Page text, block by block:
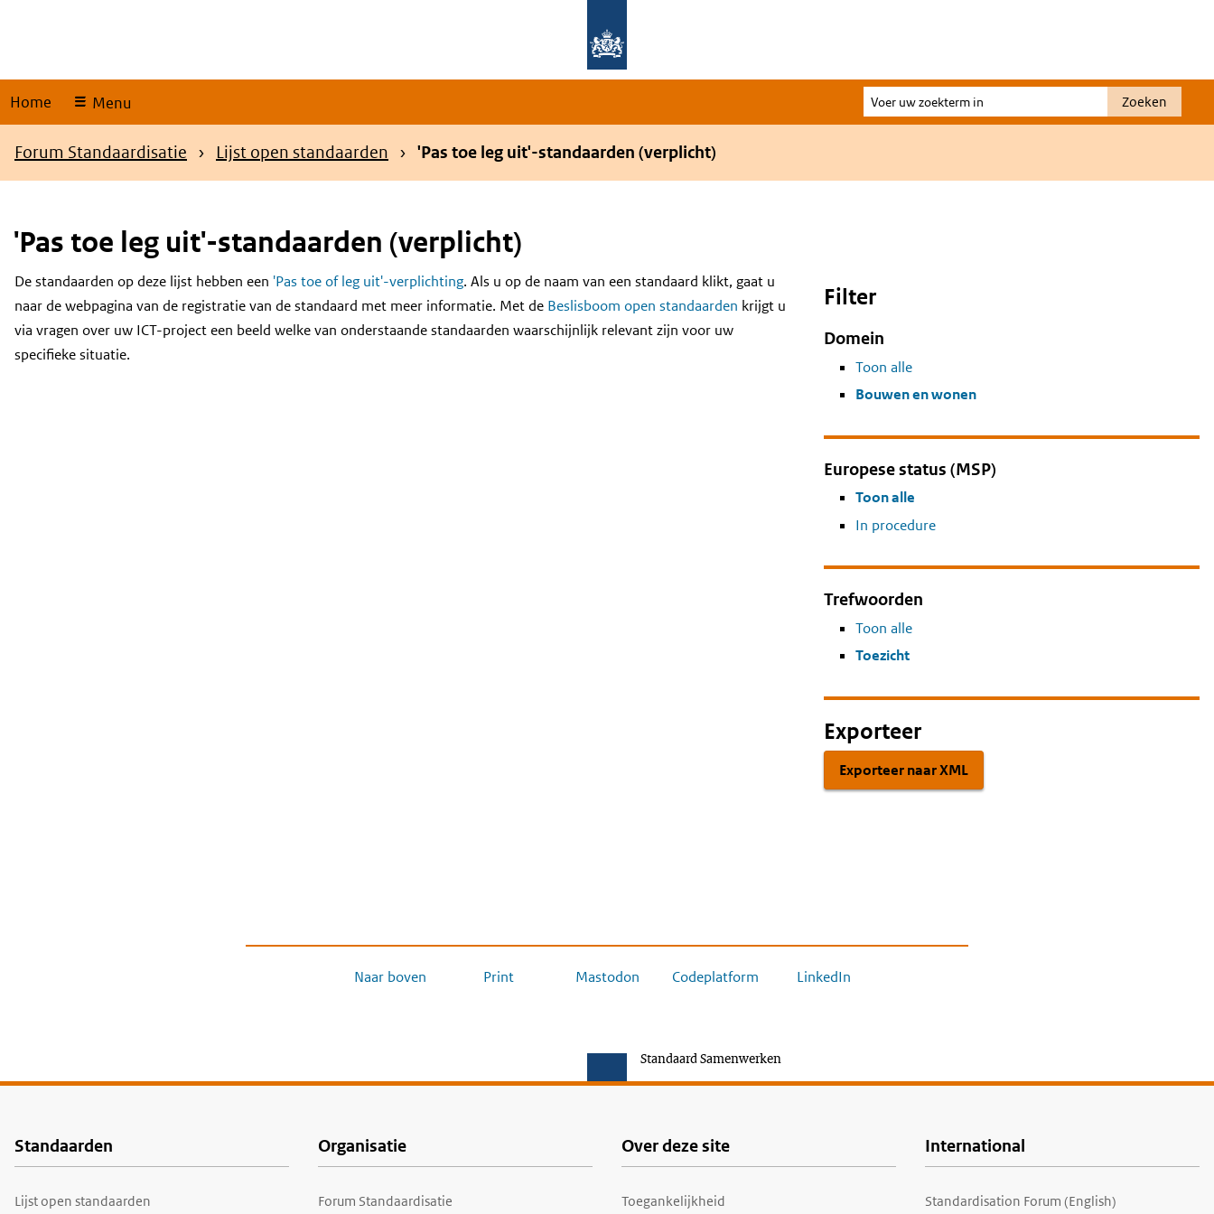
Home Menu
Voer
uw
Zoeken
Kruimelpad
Forum Standaardisatie Lijst open standaarden 'Pas toe leg uit'-standaarden (verplicht)
'Pas toe leg uit'-standaarden (verplicht)
Content
De standaarden op deze lijst hebben een 'Pas toe of leg uit'-verplichting. Als u op de naam van een standaard klikt, gaat u
naar de webpagina van de registratie van de standaard met meer informatie. Met de Beslisboom open standaarden krijgt u
via vragen over uw ICT-project een beeld welke van onderstaande standaarden waarschijnlijk relevant zijn voor uw
specifieke situatie.
Filter
Domein
Toon alle
Bouwen en wonen
Europese status (MSP)
Toon alle
In procedure
Trefwoorden
Toon alle
Toezicht
Exporteer
Exporteer naar XML
Naar boven Print Mastodon Codeplatform LinkedIn
Standaard Samenwerken
Voet
Standaarden
Lijst open standaarden
Organisatie
Forum Standaardisatie
Over deze site
Toegankelijkheid
International
Standardisation Forum (English)